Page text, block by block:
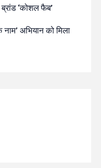
‘कोशल फैब’
अभियान को मिला